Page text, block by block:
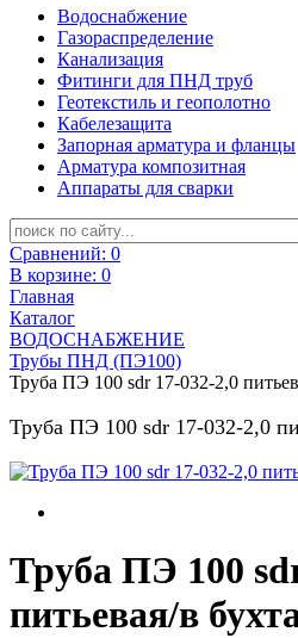
Водоснабжение
Газораспределение
Канализация
Фитинги для ПНД труб
Геотекстиль и геополотно
Кабелезащита
Запорная арматура и фланцы
Арматура композитная
Аппараты для сварки
Сравнений: 0
В корзине: 0
Главная
Каталог
ВОДОСНАБЖЕНИЕ
Трубы ПНД (ПЭ100)
Труба ПЭ 100 sdr 17-032-2,0
Труба ПЭ 100 sdr 17-032-2,0
Труба ПЭ 100
питьевая/в